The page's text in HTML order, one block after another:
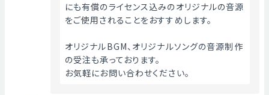
にも有償のライセンス込みのオリジナルの音源
をご使用されることをおすすめします。
オリジナルBGM、オリジナルソングの音源制作
の受注も承っております。
お気軽にお問い合わせください。